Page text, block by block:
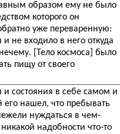
образом ему не было
которого он
уже переваренную:
не входило в него откуда
[Тело космоса] было
пищу от своего
и состояния в себе самом и
нашел, что пребывать
нуждаться в чем-
надобности что-то